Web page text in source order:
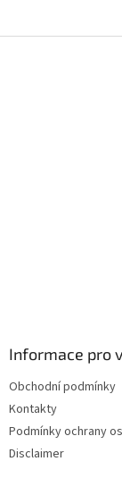
Informace pro
Obchodní podmínky
Kontakty
Podmínky ochrany
Disclaimer